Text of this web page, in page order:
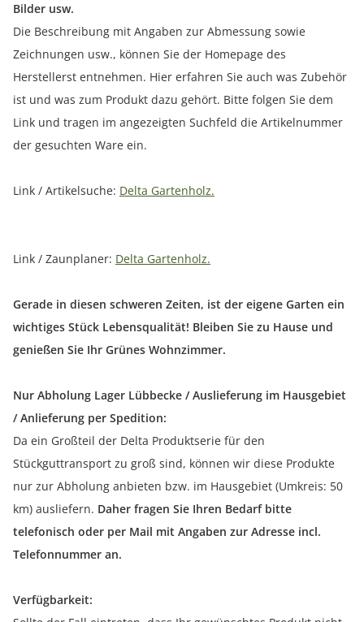
Bilder usw.
Die Beschreibung mit Angaben zur Abmessung sowie
Zeichnungen usw., können Sie der Homepage des
Herstellerst entnehmen. Hier erfahren Sie auch was Zubehör
ist und was zum Produkt dazu gehört. Bitte folgen Sie dem
Link und tragen im angezeigten Suchfeld die Artikelnummer
der gesuchten Ware ein.
Link / Artikelsuche: Delta Gartenholz.
Link / Zaunplaner: Delta Gartenholz.
Gerade in diesen schweren Zeiten, ist der eigene Garten ein
wichtiges Stück Lebensqualität! Bleiben Sie zu Hause und
genießen Sie Ihr Grünes Wohnzimmer.
Nur Abholung Lager Lübbecke / Auslieferung im Hausgebiet
/ Anlieferung per Spedition:
Da ein Großteil der Delta Produktserie für den
Stückguttransport zu groß sind, können wir diese Produkte
nur zur Abholung anbieten bzw. im Hausgebiet (Umkreis: 50
km) ausliefern. Daher fragen Sie Ihren Bedarf bitte
telefonisch oder per Mail mit Angaben zur Adresse incl.
Telefonnummer an.
Verfügbarkeit: